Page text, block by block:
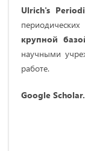
Ulrich's
крупной
научными
работе.
Google Scholar.